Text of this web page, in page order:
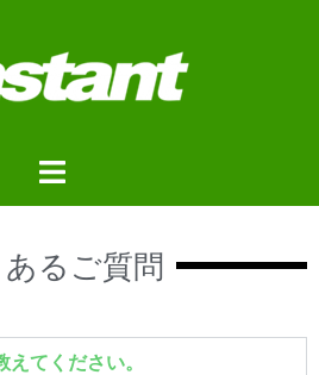
るご質問
てください。